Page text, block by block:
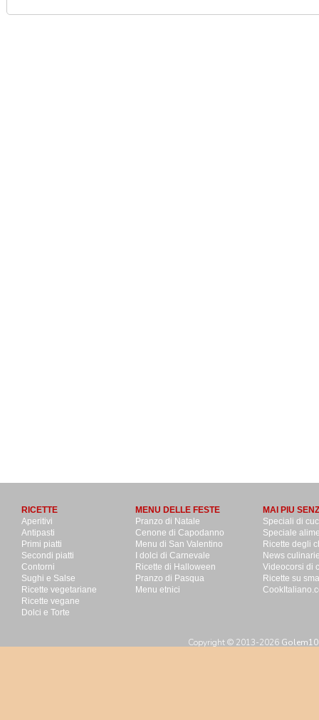
RICETTE
Aperitivi
Antipasti
Primi piatti
Secondi piatti
Contorni
Sughi e Salse
Ricette vegetariane
Ricette vegane
Dolci e Torte
MENU DELLE FESTE
Pranzo di Natale
Cenone di Capodanno
Menu di San Valentino
I dolci di Carnevale
Ricette di Halloween
Pranzo di Pasqua
Menu etnici
MAI PIU
Speciali di
Speciale
Ricette degli
News
Videocorsi di
Ricette su
Copyright © 2013-2026